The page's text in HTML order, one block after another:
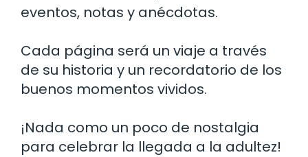
eventos, notas y anécdotas.
Cada página será un viaje a través
de su historia y un recordatorio de los
buenos momentos vividos.
¡Nada como un poco de nostalgia
para celebrar la llegada a la adultez!